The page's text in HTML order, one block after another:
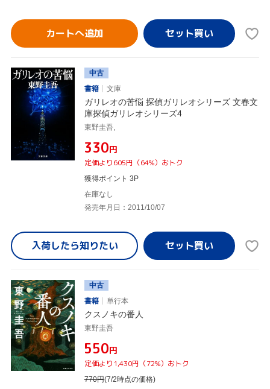
カートへ追加
中古
書籍
文庫
ガリレオの苦悩 探偵ガリレオシリーズ 文春文
庫探偵ガリレオシリーズ4
東野圭吾,
¥330円
定価より605円（64%）おトク
獲得ポイント 3P
在庫なし
発売年月日：2011/10/07
入荷したら知りたい
中古
書籍
単行本
クスノキの番人
東野圭吾
¥550円
定価より1,430円（72%）おトク
770円(7/2時点の価格)